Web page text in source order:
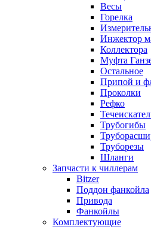
Весы
Горелка
Инжектор
Коллектора
Муфта
Остальное
Припой и
Проколки
Рефко
Трубогибы
Труборезы
Шланги
Запчасти к чиллерам
Bitzer
Поддон фанкойла
Привода
Фанкойлы
Комплектующие